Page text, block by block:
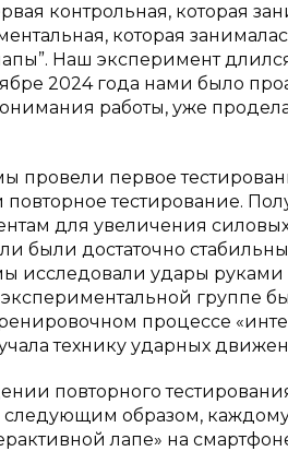
контрольная, которая
которая
Наш эксперимент
2024 года нами было
работы, уже
провели первое
тестирование.
для увеличения
были достаточно
исследовали удары
группе
процессе
технику ударных
повторного
следующим образом,
лапе» на